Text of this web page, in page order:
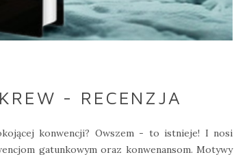
- RECENZJA
konwencji? Owszem - to istnieje! I nosi
gatunkowym oraz konwenansom. Motywy